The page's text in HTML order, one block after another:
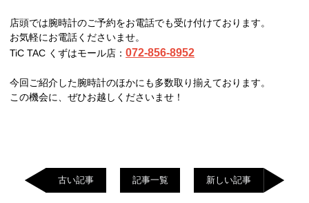
店頭では腕時計のご予約をお電話でも受け付けております。
お気軽にお電話くださいませ。
TiC TAC くずはモール店： 072-856-8952
今回ご紹介した腕時計のほかにも多数取り揃えております。
この機会に、ぜひお越しくださいませ！
古い記事 記事一覧 新しい記事